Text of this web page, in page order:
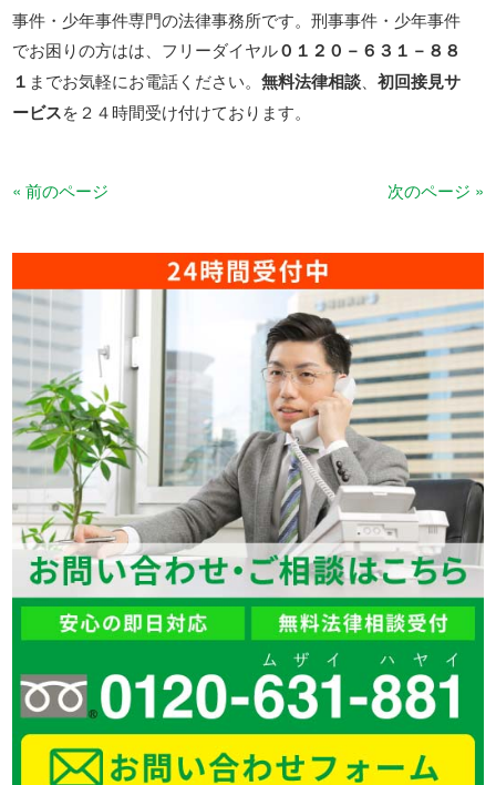
事件・少年事件専門の法律事務所です。刑事事件・少年事件
でお困りの方はは、フリーダイヤル０１２０－６３１－８８
１ までお気軽にお電話ください。無料法律相談、初回接見サ
ービスを２４時間受け付けております。
« 前のページ 次のページ »